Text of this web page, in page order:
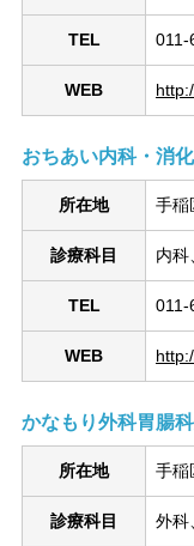
TEL 011-
WEB
おちあい内科・消
所在地 手稲
診療科目 内科
TEL 011-
WEB
かなもり外科胃腸
所在地 手稲
診療科目 外科